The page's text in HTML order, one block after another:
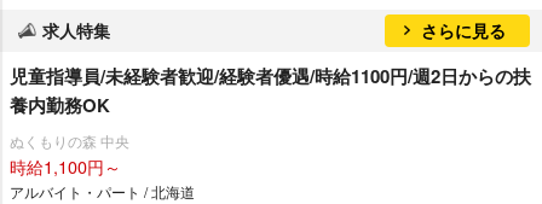
求人特集 さらに見る
児童指導員/未経験者歓迎/経験者優遇/時給1100円/週2日からの扶
養内勤務OK
ぬくもりの森 中央
時給1,100円～
アルバイト・パート / 北海道